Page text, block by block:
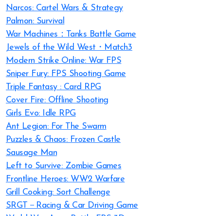
Narcos: Cartel Wars & Strategy
Palmon: Survival
War Machines：Tanks Battle Game
Jewels of the Wild West・Match3
Modern Strike Online: War FPS
Sniper Fury: FPS Shooting Game
Triple Fantasy : Card RPG
Cover Fire: Offline Shooting
Girls Evo: Idle RPG
Ant Legion: For The Swarm
Puzzles & Chaos: Frozen Castle
Sausage Man
Left to Survive: Zombie Games
Frontline Heroes: WW2 Warfare
Grill Cooking: Sort Challenge
SRGT－Racing & Car Driving Game